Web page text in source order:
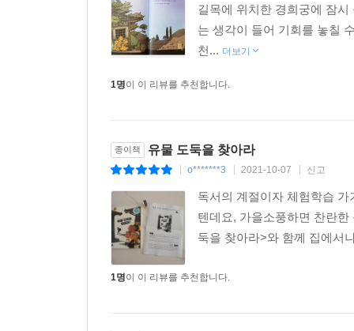
길목에 위치한 경희궁에 잠
는 생각이 들어 기회를 놓칠
천... 더보기
1명이 이 리뷰를 추천합니다.
종이책 유물 도둑을 찾아라
o*******3 2021-10-07 신고
독서의 계절이자 체험학습
텐데요, 가을소풍하면 찬란
둑을 찾아라>와 함께 집에서
1명이 이 리뷰를 추천합니다.